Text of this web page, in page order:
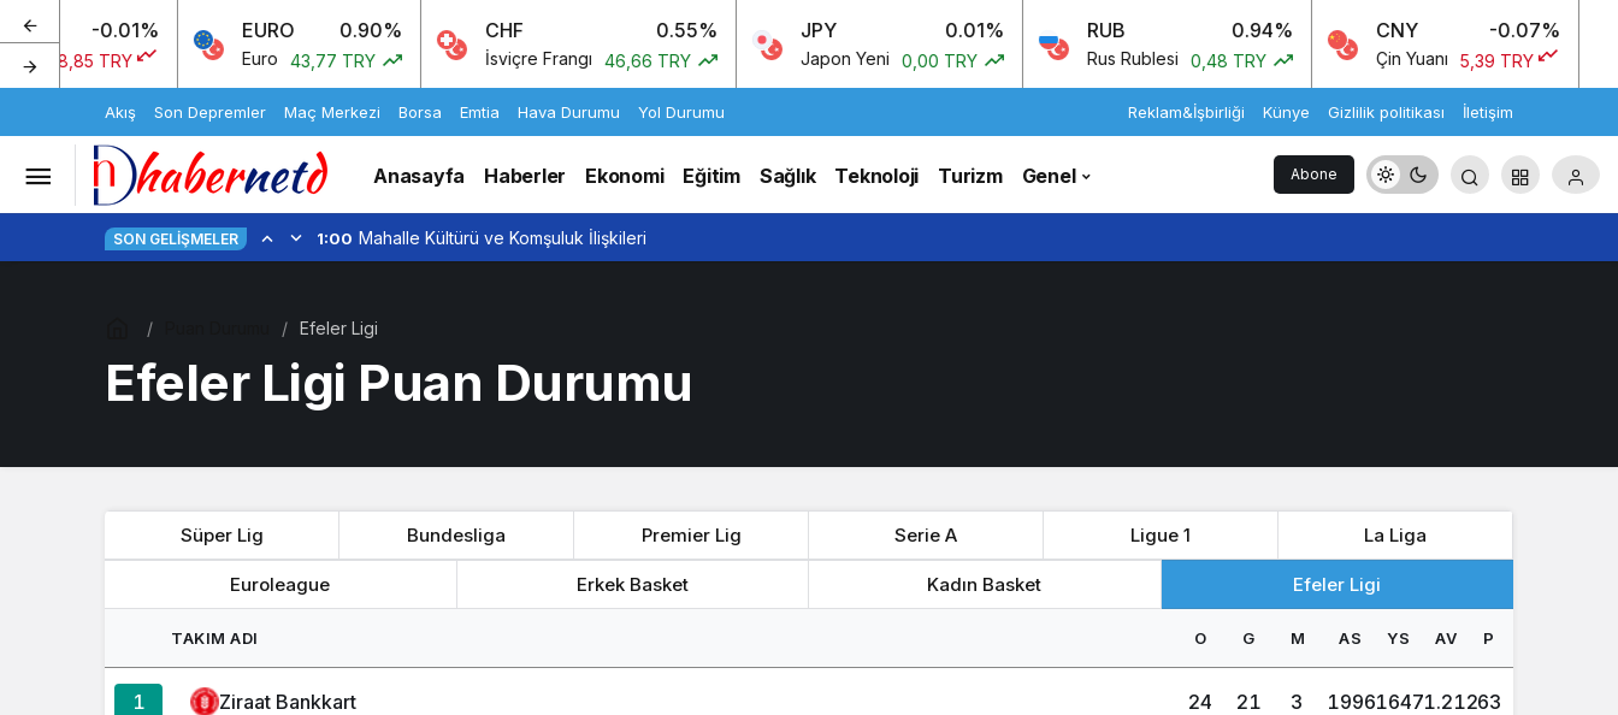
-0.01%
38,85 TRY
EURO 0.90%
Euro 43,77 TRY
CHF 0.55%
İsviçre Frangı 46,66 TRY
JPY 0.01%
Japon Yeni 0,00 TRY
RUB 0.94%
Rus Rublesi 0,48 TRY
CNY -0.07%
Çin Yuanı 5,39 TRY
Akış Son Depremler Maç Merkezi Borsa Emtia Hava Durumu Yol Durumu Reklam&İşbirliği Künye Gizlilik politikası İletişim
Anasayfa Haberler Ekonomi Eğitim Sağlık Teknoloji Turizm Genel Abone
Ol
SON GELIŞMELER
1:00 Mahalle Kültürü ve Komşuluk İlişkileri
Efeler Ligi
Efeler Ligi Puan Durumu
Süper Lig Bundesliga Premier Lig Serie A Ligue 1 La Liga
Euroleague Erkek Basket Kadın Basket Efeler Ligi
TAKIM ADI O G M AS YS AV P
1 Ziraat Bankkart 24 21 3 199616471.21263